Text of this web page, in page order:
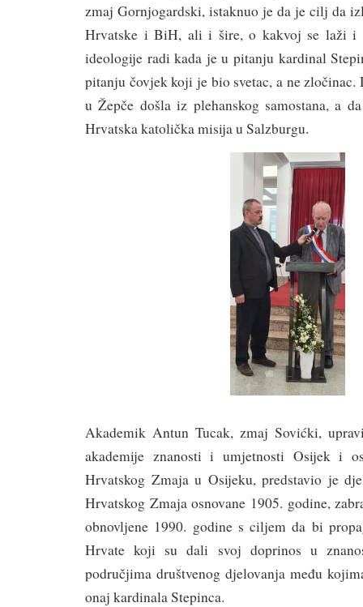
zmaj Gornjogardski, istaknuo je da je cilj da
Hrvatske i BiH, ali i šire, o kakvoj se laži i
ideologije radi kada je u pitanju kardinal
pitanju čovjek koji je bio svetac, a ne zločinac.
u Žepče došla iz plehanskog samostana, a
Hrvatska katolička misija u Salzburgu.
Akademik Antun Tucak, zmaj Sovićki,
akademije znanosti i umjetnosti Osijek i
Hrvatskog Zmaja u Osijeku, predstavio je
Hrvatskog Zmaja osnovane 1905. godine,
obnovljene 1990. godine s ciljem da bi
Hrvate koji su dali svoj doprinos u
područjima društvenog djelovanja među
onaj kardinala Stepinca.